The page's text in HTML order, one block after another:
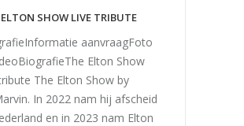
SHOW LIVE TRIBUTE
aanvraagFoto
Elton Show
The Elton Show by
In 2022 nam hij afscheid
en in 2023 nam Elton